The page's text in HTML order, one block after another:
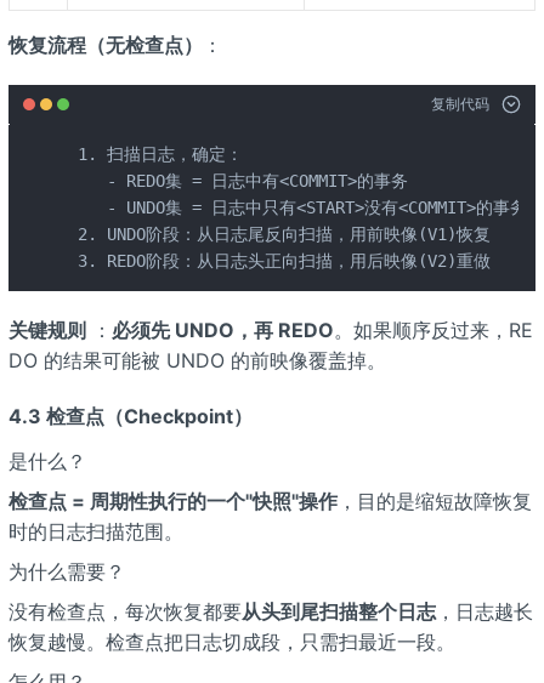
恢复流程（无检查点） ：
复制代码
1. 扫描日志，确定：
- REDO集 = 日志中有<COMMIT>的事务
- UNDO集 = 日志中只有<START>没有<COMMIT>的事务
2. UNDO阶段：从日志尾反向扫描，用前映像(V1)恢复
3. REDO阶段：从日志头正向扫描，用后映像(V2)重做
关键规则 ： 必须先 UNDO，再 REDO。如果顺序反过来，RE
DO 的结果可能被 UNDO 的前映像覆盖掉。
4.3 检查点（Checkpoint）
是什么？
检查点 = 周期性执行的一个"快照"操作，目的是缩短故障恢复
时的日志扫描范围。
为什么需要？
没有检查点，每次恢复都要从头到尾扫描整个日志，日志越长
恢复越慢。检查点把日志切成段，只需扫最近一段。